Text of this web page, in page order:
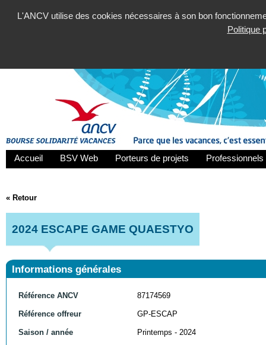
L'ANCV utilise des cookies nécessaires à son bon
Politique
Accueil BSV Web Porteurs de projets
« Retour
2024 ESCAPE GAME QUAESTYO
Informations générales
Référence ANCV 87174569
Référence offreur GP-ESCAP
Saison / année Printemps - 2024